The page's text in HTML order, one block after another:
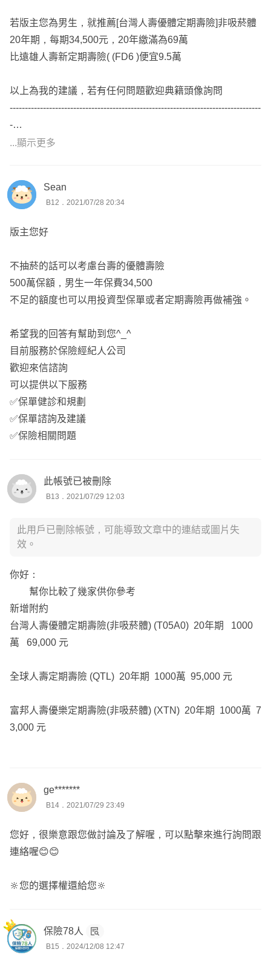
若版主您為男生，就推薦[台灣人壽優體定期壽險]非吸菸體
20年期，每期34,500元，20年繳滿為69萬
比遠雄人壽新定期壽險( (FD6 )便宜9.5萬
以上為我的建議，若有任何問題歡迎典籍頭像詢問
-----------------------------------------------------------------------------------
-
我是任職於錠嵂保經的保經白話文，
有任何問題歡迎點擊頭像諮詢喔~
...顯示更多
Sean
B12．2021/07/28 20:34
版主您好
不抽菸的話可以考慮台壽的優體壽險
500萬保額，男生一年保費34,500
不足的額度也可以用投資型保單或者定期壽險再做補強。
希望我的回答有幫助到您^_^
目前服務於保險經紀人公司
歡迎來信諮詢
可以提供以下服務
✅保單健診和規劃
✅保單諮詢及建議
✅保險相關問題
此帳號已被刪除
B13．2021/07/29 12:03
此用戶已刪除帳號，可能導致文章中的連結或圖片失
效。
你好：
幫你比較了幾家供你參考
新增附約
台灣人壽優體定期壽險(非吸菸體) (T05A0) 20年期 1000
萬 69,000 元
全球人壽定期壽險 (QTL) 20年期 1000萬 95,000 元
富邦人壽優樂定期壽險(非吸菸體) (XTN) 20年期 1000萬 7
3,000 元
ge*******
B14．2021/07/29 23:49
您好，很樂意跟您做討論及了解喔，可以點擊來進行詢問跟
連絡喔😊😊
🔆您的選擇權還給您🔆
保險78人
B15．2024/12/08 12:47